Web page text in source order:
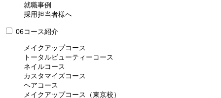
就職事例
採用担当者様へ
06コース紹介
メイクアップコース
トータルビューティーコース
ネイルコース
カスタマイズコース
ヘアコース
メイクアップコース（東京校）